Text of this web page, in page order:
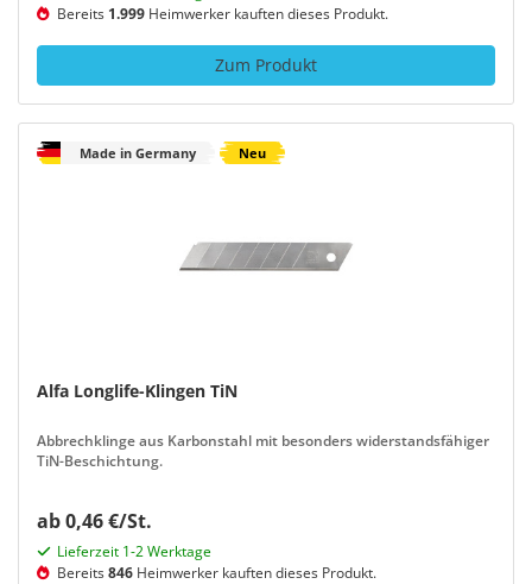
Bereits 1.999 Heimwerker kauften dieses Produkt.
Zum Produkt
Made in Germany Neu
Alfa Longlife-Klingen TiN
Abbrechklinge aus Karbonstahl mit besonders widerstandsfähiger
TiN-Beschichtung.
ab 0,46 €/St.
Lieferzeit 1-2 Werktage
Bereits846 Heimwerker kauften dieses Produkt.